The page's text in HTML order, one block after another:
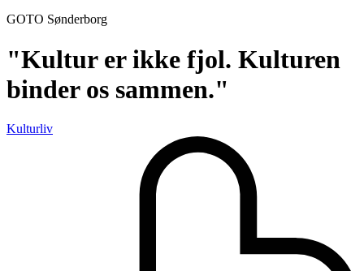
GOTO Sønderborg
"Kultur er ikke fjol. Kulturen
binder os sammen."
Kulturliv